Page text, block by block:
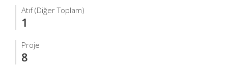
Atıf (Diğer Toplam)
1
Proje
8